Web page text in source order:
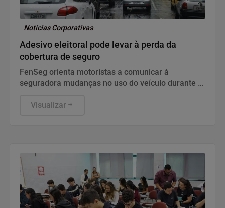
Notícias Corporativas
Adesivo eleitoral pode levar à perda da
cobertura de seguro
FenSeg orienta motoristas a comunicar à
seguradora mudanças no uso do veículo durante a
Visualizar